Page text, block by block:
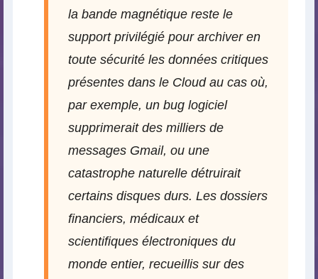
la bande magnétique reste le
support privilégié pour archiver en
toute sécurité les données critiques
présentes dans le Cloud au cas où,
par exemple, un bug logiciel
supprimerait des milliers de
messages Gmail, ou une
catastrophe naturelle détruirait
certains disques durs. Les dossiers
financiers, médicaux et
scientifiques électroniques du
monde entier, recueillis sur des